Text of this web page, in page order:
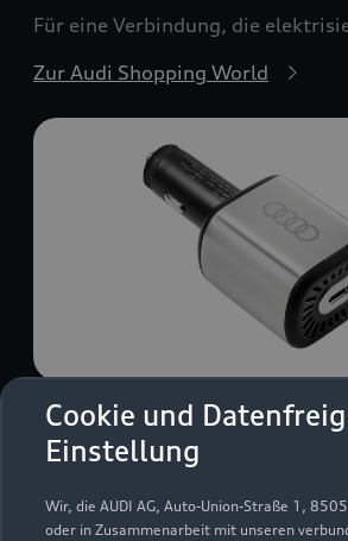
Für eine Verbindung, die
Zur Audi Shopping World
USB Power-Ladegerät
USB Power-Ladegerät für
komfortables Laden von
oder Laptops.
Cookie und
Einstellung
Wir, die AUDI AG, Auto-Union-Straße 1,
oder in Zusammenarbeit mit unseren